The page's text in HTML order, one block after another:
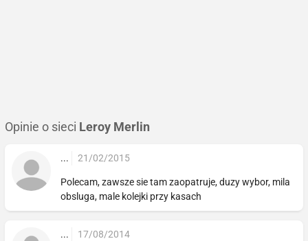
Opinie o sieci Leroy Merlin
... 21/02/2015
Polecam, zawsze sie tam zaopatruje, duzy wybor, mila
obsluga, male kolejki przy kasach
... 17/08/2014